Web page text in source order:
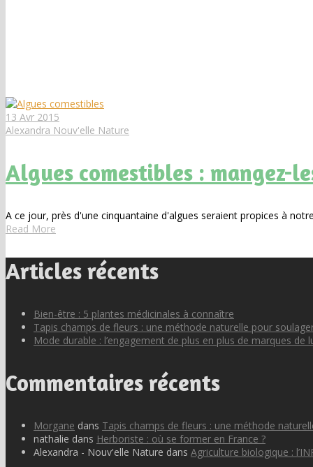
13 Avr 2015
Alexandra Nouv'elle Nature
Algues comestibles : mangez-
A ce jour, près d'une cinquantaine d'algues seraient propices à
Read More
Articles récents
Bien-être : 5 plantes médicinales à connaître
Tapis champs de fleurs : une méthode naturelle pour
Mode durable : l’engagement de plus en plus de marques de
Commentaires récents
Morgane dans Tapis champs de fleurs : une méthode
nathalie dans Herboriste : où se former en France ?
Alexandra - Nouv'elle Nature dans Agriculture biologique :